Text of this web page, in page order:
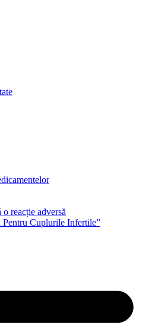
reacție adversă
Pentru Cuplurile Infertile”